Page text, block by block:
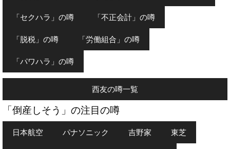
「セクハラ」の噂 「不正会計」の噂
「脱税」の噂 「労働組合」の噂
「パワハラ」の噂
西友の噂一覧
「倒産しそう」の注目の噂
日本航空 パナソニック 吉野家 東芝